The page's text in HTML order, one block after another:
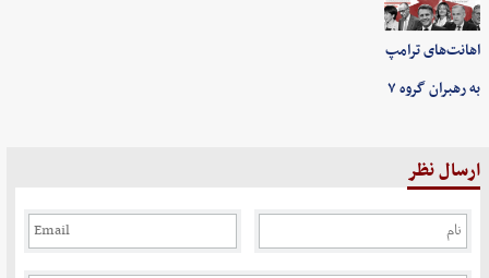
اهانت‌های ترامپ
به رهبران گروه ۷
ارسال نظر